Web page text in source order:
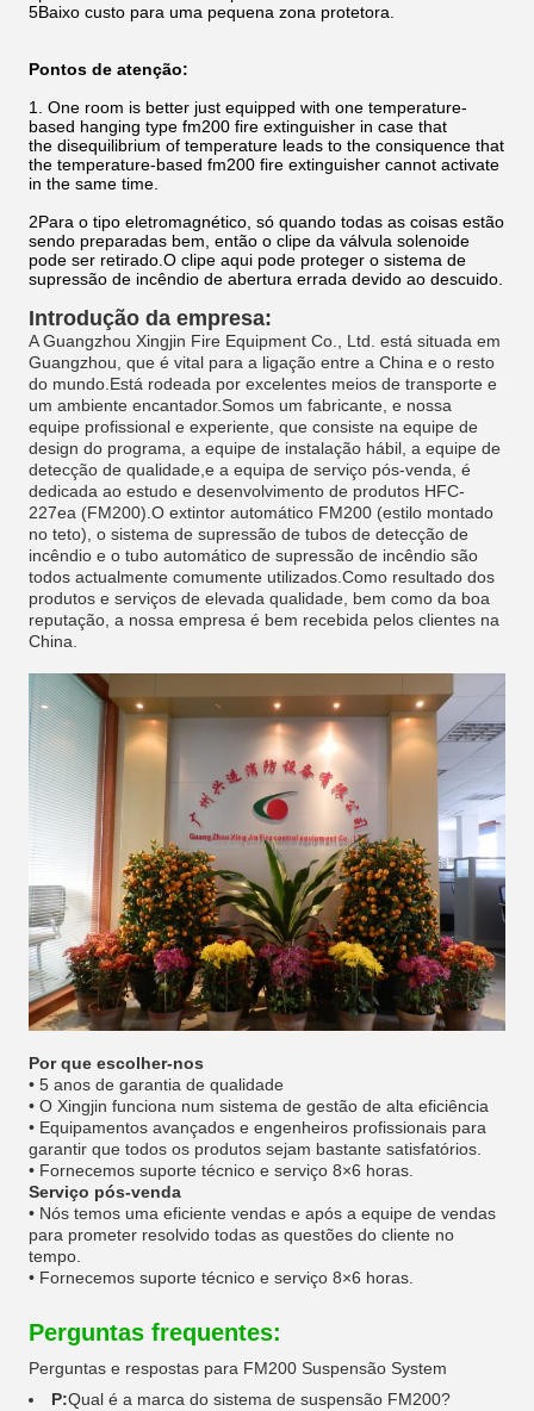
5Baixo custo para uma pequena zona protetora.
Pontos de atenção:
1. One room is better just equipped with one temperature-
based hanging type fm200 fire extinguisher in case that
the disequilibrium of temperature leads to the consiquence that
the temperature-based fm200 fire extinguisher cannot activate
in the same time.
2Para o tipo eletromagnético, só quando todas as coisas estão
sendo preparadas bem, então o clipe da válvula solenoide
pode ser retirado.O clipe aqui pode proteger o sistema de
supressão de incêndio de abertura errada devido ao descuido.
Introdução da empresa:
A Guangzhou Xingjin Fire Equipment Co., Ltd. está situada em
Guangzhou, que é vital para a ligação entre a China e o resto
do mundo.Está rodeada por excelentes meios de transporte e
um ambiente encantador.Somos um fabricante, e nossa
equipe profissional e experiente, que consiste na equipe de
design do programa, a equipe de instalação hábil, a equipe de
detecção de qualidade,e a equipa de serviço pós-venda, é
dedicada ao estudo e desenvolvimento de produtos HFC-
227ea (FM200).O extintor automático FM200 (estilo montado
no teto), o sistema de supressão de tubos de detecção de
incêndio e o tubo automático de supressão de incêndio são
todos actualmente comumente utilizados.Como resultado dos
produtos e serviços de elevada qualidade, bem como da boa
reputação, a nossa empresa é bem recebida pelos clientes na
China.
Por que escolher-nos
• 5 anos de garantia de qualidade
• O Xingjin funciona num sistema de gestão de alta eficiência
• Equipamentos avançados e engenheiros profissionais para
garantir que todos os produtos sejam bastante satisfatórios.
• Fornecemos suporte técnico e serviço 8×6 horas.
Serviço pós-venda
• Nós temos uma eficiente vendas e após a equipe de vendas
para prometer resolvido todas as questões do cliente no
tempo.
• Fornecemos suporte técnico e serviço 8×6 horas.
Perguntas frequentes:
Perguntas e respostas para FM200 Suspensão System
P:Qual é a marca do sistema de suspensão FM200?